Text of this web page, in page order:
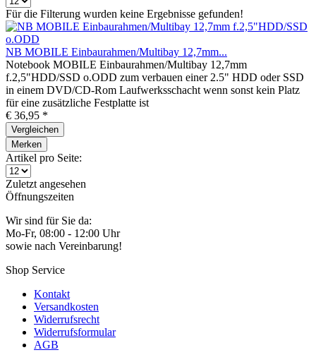
Für die Filterung wurden keine Ergebnisse gefunden!
NB MOBILE Einbaurahmen/Multibay 12,7mm...
Notebook MOBILE Einbaurahmen/Multibay 12,7mm
f.2,5"HDD/SSD o.ODD zum verbauen einer 2.5" HDD oder SSD
in einem DVD/CD-Rom Laufwerksschacht wenn sonst kein Platz
für eine zusätzliche Festplatte ist
€ 36,95 *
Vergleichen
Merken
Artikel pro Seite:
Zuletzt angesehen
Öffnungszeiten
Wir sind für Sie da:
Mo-Fr, 08:00 - 12:00 Uhr
sowie nach Vereinbarung!
Shop Service
Kontakt
Versandkosten
Widerrufsrecht
Widerrufsformular
AGB